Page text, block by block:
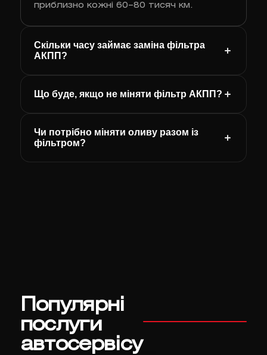
приблизно кожні 60–80 тисяч км.
Скільки часу займає заміна фільтра
АКПП?
Що буде, якщо не міняти фільтр АКПП?
Чи потрібно міняти оливу разом із
фільтром?
Популярні
послуги
автосервісу